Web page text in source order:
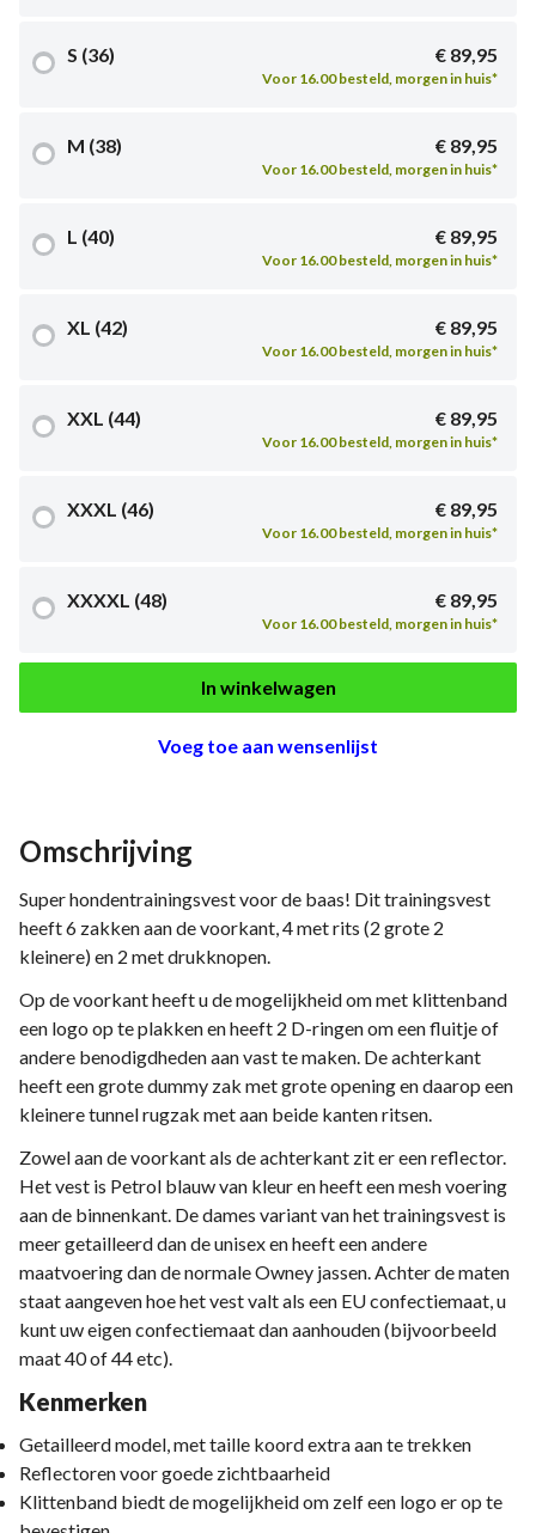
S (36) € 89,95
Voor 16.00 besteld, morgen in huis*
M (38) € 89,95
Voor 16.00 besteld, morgen in huis*
L (40) € 89,95
Voor 16.00 besteld, morgen in huis*
XL (42) € 89,95
Voor 16.00 besteld, morgen in huis*
XXL (44) € 89,95
Voor 16.00 besteld, morgen in huis*
XXXL (46) € 89,95
Voor 16.00 besteld, morgen in huis*
XXXXL (48) € 89,95
Voor 16.00 besteld, morgen in huis*
In winkelwagen
Voeg toe aan wensenlijst
Omschrijving
Super hondentrainingsvest voor de baas! Dit trainingsvest
heeft 6 zakken aan de voorkant, 4 met rits (2 grote 2
kleinere) en 2 met drukknopen.
Op de voorkant heeft u de mogelijkheid om met klittenband
een logo op te plakken en heeft 2 D-ringen om een fluitje of
andere benodigdheden aan vast te maken. De achterkant
heeft een grote dummy zak met grote opening en daarop een
kleinere tunnel rugzak met aan beide kanten ritsen.
Zowel aan de voorkant als de achterkant zit er een reflector.
Het vest is Petrol blauw van kleur en heeft een mesh voering
aan de binnenkant. De dames variant van het trainingsvest is
meer getailleerd dan de unisex en heeft een andere
maatvoering dan de normale Owney jassen. Achter de maten
staat aangeven hoe het vest valt als een EU confectiemaat, u
kunt uw eigen confectiemaat dan aanhouden (bijvoorbeeld
maat 40 of 44 etc).
Kenmerken
Getailleerd model, met taille koord extra aan te trekken
Reflectoren voor goede zichtbaarheid
Klittenband biedt de mogelijkheid om zelf een logo er op te